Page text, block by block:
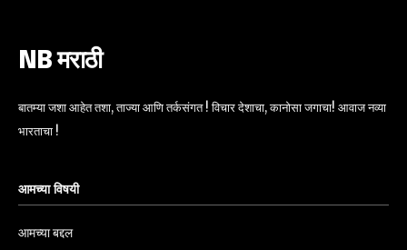
NB मराठी
बातम्या जशा आहेत तशा, ताज्या आणि तर्कसंगत ! विचार देशाचा, कानोसा जगाचा! आवाज नव्या
भारताचा !
आमच्या विषयी
आमच्या बद्दल